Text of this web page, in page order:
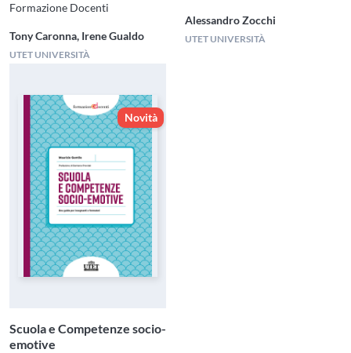
Formazione Docenti
Tony Caronna, Irene Gualdo
UTET UNIVERSITÀ
Alessandro Zocchi
UTET UNIVERSITÀ
Novità
Scuola e Competenze socio-
emotive